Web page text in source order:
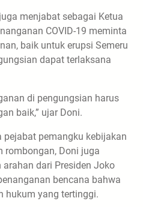
menjabat sebagai Ketua
COVID-19 meminta
baik untuk erupsi Semeru
dapat terlaksana
di pengungsian harus
baik,” ujar Doni.
pemangku kebijakan
rombongan, Doni juga
dari Presiden Joko
bencana bahwa
hukum yang tertinggi.